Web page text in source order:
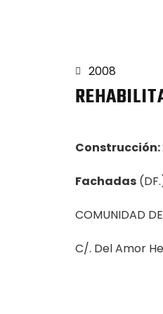
2008
Construcción:
Fachadas
COMUNIDAD
C/. Del Amor